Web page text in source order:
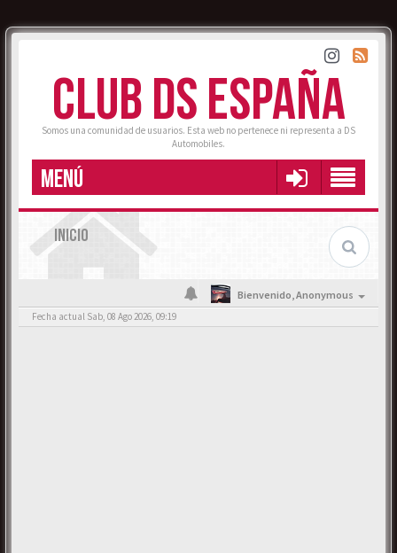
CLUB DS ESPAÑA
Somos una comunidad de usuarios. Esta web no pertenece ni representa a DS
Automobiles.
MENÚ
INICIO
Bienvenido,Anonymous
Fecha actual Sab, 08 Ago 2026, 09:19